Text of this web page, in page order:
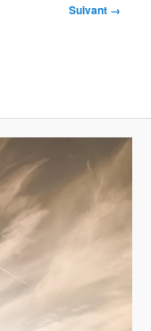
Suivant →